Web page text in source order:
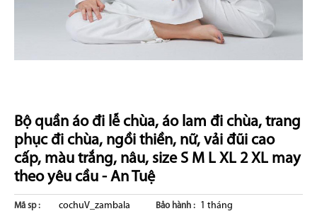
Bộ quần áo đi lễ chùa, áo lam đi chùa, trang
phục đi chùa, ngồi thiền, nữ, vải đũi cao
cấp, màu trắng, nâu, size S M L XL 2 XL may
theo yêu cầu - An Tuệ
Mã sp : cochuV_zambala Bảo hành : 1 tháng